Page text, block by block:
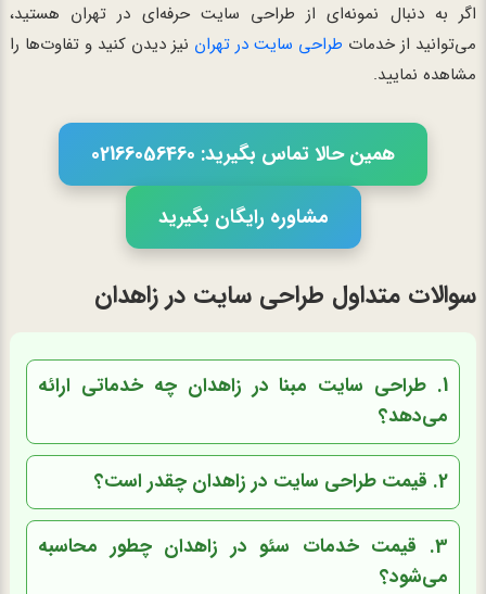
اگر به دنبال نمونه‌ای از طراحی سایت حرفه‌ای در تهران هستید،
می‌توانید از خدمات طراحی سایت در تهران نیز دیدن کنید و تفاوت‌ها را
مشاهده نمایید.
همین حالا تماس بگیرید: 02166056460
مشاوره رایگان بگیرید
سوالات متداول طراحی سایت در زاهدان
1. طراحی سایت مبنا در زاهدان چه خدماتی ارائه
می‌دهد؟
2. قیمت طراحی سایت در زاهدان چقدر است؟
3. قیمت خدمات سئو در زاهدان چطور محاسبه
می‌شود؟